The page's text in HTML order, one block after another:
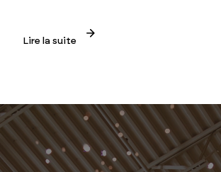
Lire la suite